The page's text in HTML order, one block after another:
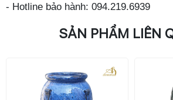
- Hotline bảo hành: 094.219.6939
SẢN PHẨM LIÊN